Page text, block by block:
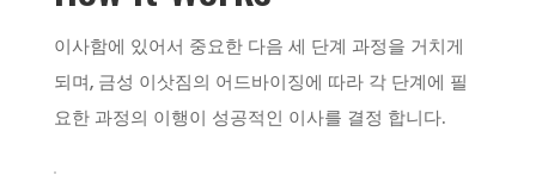
이사함에 있어서 중요한 다음 세 단계 과정을 거치게
되며, 금성 이삿짐의 어드바이징에 따라 각 단계에 필
요한 과정의 이행이 성공적인 이사를 결정 합니다.